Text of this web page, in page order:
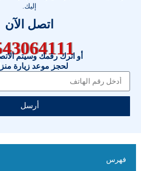
إليك.
اتصل الآن
أو اترك رقمك وسيتم
لحجز موعد زيارة
أرسل
فهرس